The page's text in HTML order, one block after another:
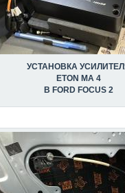
УСТАНОВКА
ETON MA 4
В FORD FOCUS 2